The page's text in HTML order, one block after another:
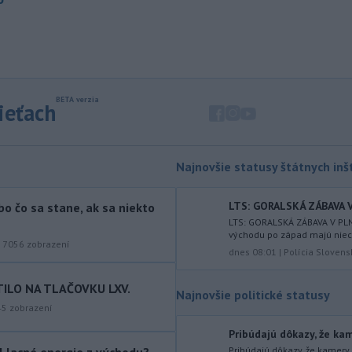
uviedol ex-prezidentov syn Hunter
britskú stanicu BBC.
Irán stanovil nové
podmienky na obnovenie plavby cez
neohrozovali Islamskú republiku.
zahraničných vecí Hakan Fidan v
čo sa stane, ak sa niekto
7056 zobrazení
NA TLAČOVKU LXV.
zobrazení
Najnovšie statusy štátnych
LTS: GORALSKÁ ZÁBAVA
LTS: GORALSKÁ ZÁBAVA V
východu po západ majú
dnes 08:01 | Polícia
Najnovšie politické statusy
Pribúdajú dôkazy, že